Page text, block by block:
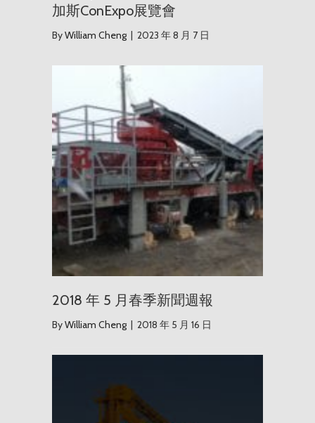
加斯ConExpo展覽會
ByWilliam Cheng | 2023 年 8 月 7 日
2018 年 5 月春季新聞週報
ByWilliam Cheng | 2018 年 5 月 16 日